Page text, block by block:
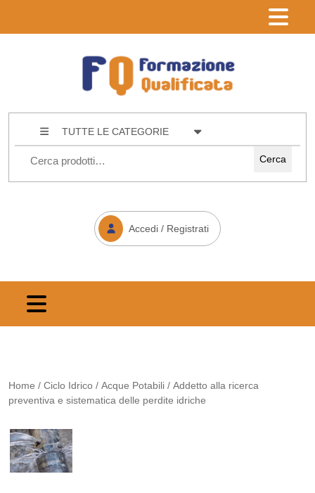
TUTTE LE CATEGORIE
Cerca
Accedi / Registrati
Home / Ciclo Idrico / Acque Potabili / Addetto alla ricerca
preventiva e sistematica delle perdite idriche